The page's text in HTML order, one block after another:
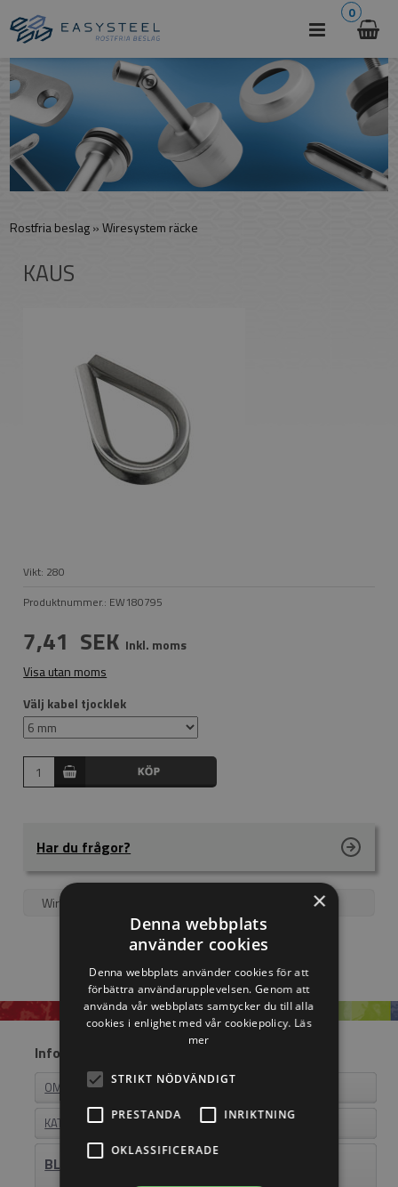
0
Rostfria beslag»Wiresystem räcke
KAUS
Vikt: 280
Produktnummer.: EW180795
7,41 SEK Inkl. moms
Visa utan moms
Välj kabel tjocklek
Har du frågor?
Wire
Information
OM EASYSTEEL
KATALOGER
BLI ÅTERFÖRSÄLJARE
×
Denna webbplats
använder cookies
Denna webbplats använder cookies för att
förbättra användarupplevelsen. Genom att
använda vår webbplats samtycker du till alla
cookies i enlighet med vår cookiepolicy. Läs
mer
STRIKT NÖDVÄNDIGT
PRESTANDA INRIKTNING
OKLASSIFICERADE